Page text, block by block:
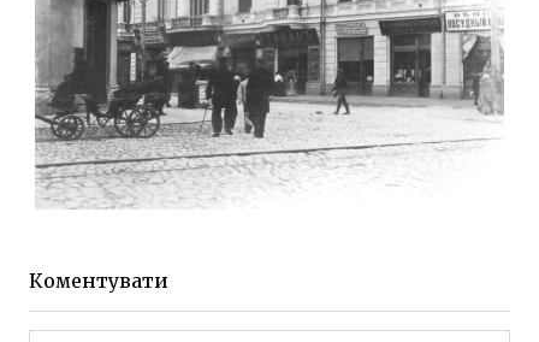
ЖИТОМИР МИХАЙЛІВСЬКА 1903 РОКУ
Коментувати